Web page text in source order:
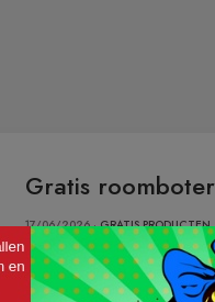
Gratis
17/06/2026 ·GRATIS PRODUCTEN
Wat altijd smaakt bij
Tikkie en Lidl trakteren